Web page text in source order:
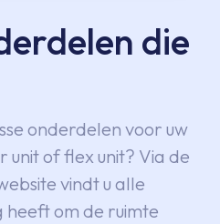
die
onderdelen voor uw
of flex unit? Via de
vindt u alle
heeft om de ruimte